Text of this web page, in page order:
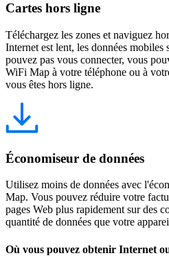
Cartes hors ligne
Téléchargez les zones et naviguez
Internet est lent, les données mobiles
pouvez pas vous connecter, vous
WiFi Map à votre téléphone ou à
vous êtes hors ligne.
Économiseur de données
Utilisez moins de données avec
Map. Vous pouvez réduire votre
pages Web plus rapidement sur des
quantité de données que votre
Où vous pouvez obtenir Internet